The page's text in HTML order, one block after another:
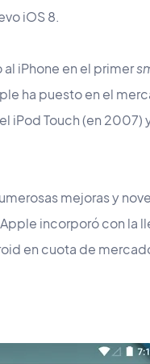
iOS 8.
iPhone en el primer
ha puesto en el
iPod Touch (en 2007)
mejoras y
incorporó con la
en cuota de